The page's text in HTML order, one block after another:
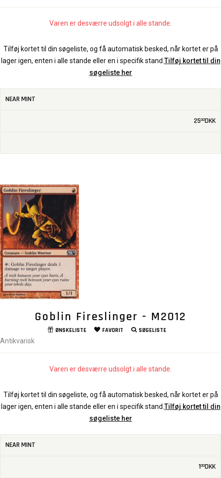
Varen er desværre udsolgt i alle stande.
Tilføj kortet til din søgeliste, og få automatisk besked, når kortet er på
lager igen, enten i alle stande eller en i specifik stand.Tilføj kortet til din
søgeliste her
NEAR MINT
2500DKK
Goblin Fireslinger - M2012
ØNSKELISTE FAVORIT SØGELISTE
Antikvarisk
Varen er desværre udsolgt i alle stande.
Tilføj kortet til din søgeliste, og få automatisk besked, når kortet er på
lager igen, enten i alle stande eller en i specifik stand.Tilføj kortet til din
søgeliste her
NEAR MINT
100DKK